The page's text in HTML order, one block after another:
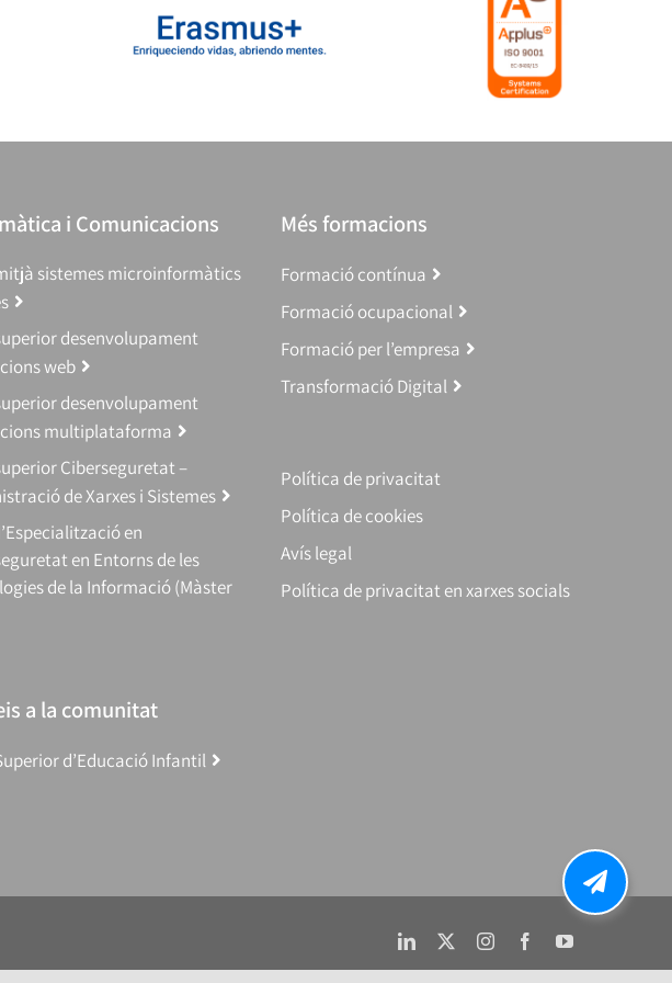
i Comunicacions
sistemes microinformàtics
desenvolupament
web
desenvolupament
multiplataforma
Ciberseguretat –
de Xarxes i Sistemes
en
en Entorns de les
de la Informació (Màster
a la comunitat
d’Educació Infantil
Més formacions
Formació contínua
Formació ocupacional
Formació per l’empresa
Transformació Digital
Política de privacitat
Política de cookies
Avís legal
Política de privacitat en xarxes socials
LinkedIn InstagramFacebookYouTube